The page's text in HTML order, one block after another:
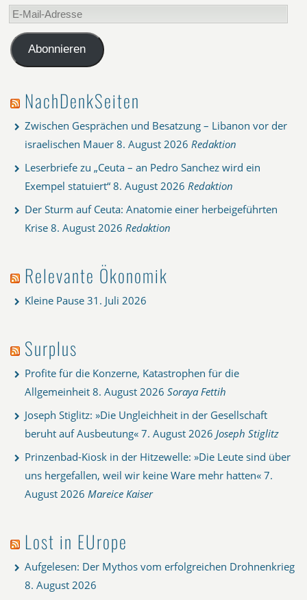
E-
Mail-
AdresseAbonnieren
NachDenkSeiten
Zwischen Gesprächen und Besatzung – Libanon vor der
israelischen Mauer 8. August 2026 Redaktion
Leserbriefe zu „Ceuta – an Pedro Sanchez wird ein
Exempel statuiert“ 8. August 2026 Redaktion
Der Sturm auf Ceuta: Anatomie einer herbeigeführten
Krise 8. August 2026 Redaktion
Relevante Ökonomik
Kleine Pause 31. Juli 2026
Surplus
Profite für die Konzerne, Katastrophen für die
Allgemeinheit 8. August 2026 Soraya Fettih
Joseph Stiglitz: »Die Ungleichheit in der Gesellschaft
beruht auf Ausbeutung« 7. August 2026 Joseph Stiglitz
Prinzenbad-Kiosk in der Hitzewelle: »Die Leute sind über
uns hergefallen, weil wir keine Ware mehr hatten« 7.
August 2026 Mareice Kaiser
Lost in EUrope
Aufgelesen: Der Mythos vom erfolgreichen Drohnenkrieg
8. August 2026